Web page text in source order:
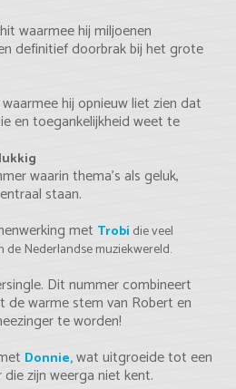
waarmee hij miljoenen
definitief doorbrak bij het grote
hij opnieuw liet zien dat
en toegankelijkheid weet te
waarin thema's als geluk,
staan.
met Trobi die veel
de Nederlandse muziekwereld.
Dit nummer combineert
de warme stem van Robert en
te worden!
Donnie,wat uitgroeide tot een
zijn weerga niet kent.